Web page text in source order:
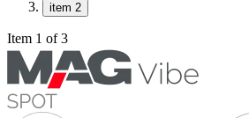
item 2
Item 1 of 3